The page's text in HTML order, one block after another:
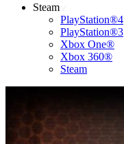
Steam
PlayStation®4
PlayStation®3
Xbox One®
Xbox 360®
Steam